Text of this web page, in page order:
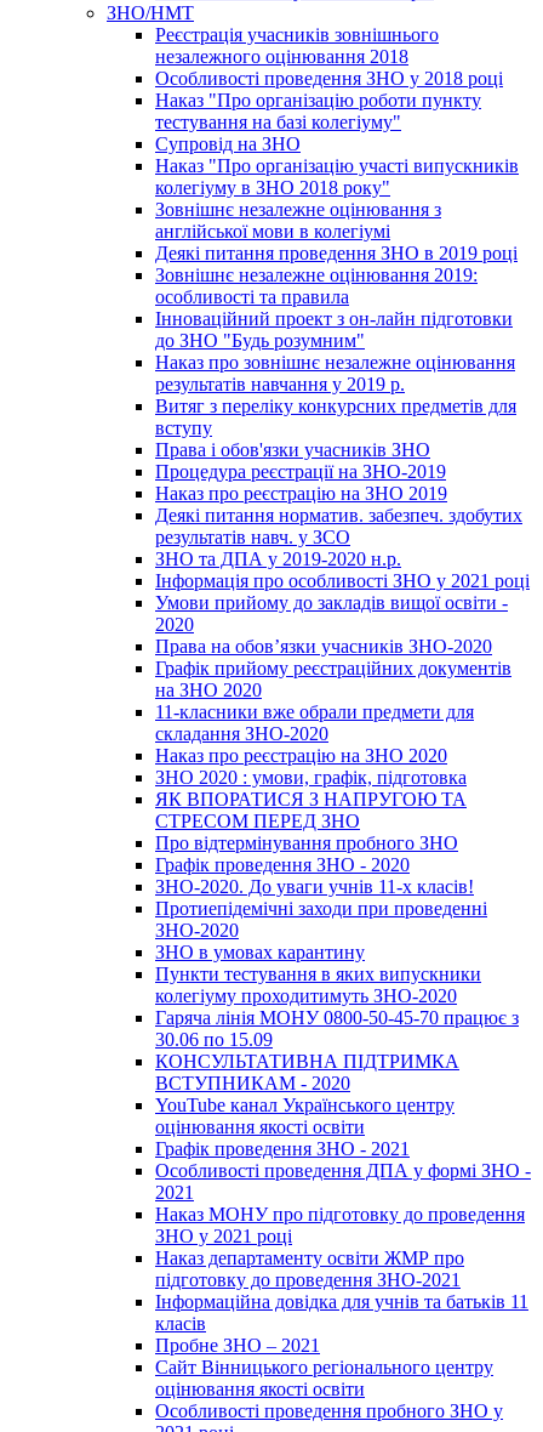
ЗНО/НМТ
Реєстрація учасників зовнішнього
незалежного оцінювання 2018
Особливості проведення ЗНО у 2018 році
Наказ "Про організацію роботи пункту
тестування на базі колегіуму"
Супровід на ЗНО
Наказ "Про організацію участі випускників
колегіуму в ЗНО 2018 року"
Зовнішнє незалежне оцінювання з
англійської мови в колегіумі
Деякі питання проведення ЗНО в 2019 році
Зовнішнє незалежне оцінювання 2019:
особливості та правила
Інноваційний проект з он-лайн підготовки
до ЗНО "Будь розумним"
Наказ про зовнішнє незалежне оцінювання
результатів навчання у 2019 р.
Витяг з переліку конкурсних предметів для
вступу
Права і обов'язки учасників ЗНО
Процедура реєстрації на ЗНО-2019
Наказ про реєстрацію на ЗНО 2019
Деякі питання норматив. забезпеч. здобутих
результатів навч. у ЗСО
ЗНО та ДПА у 2019-2020 н.р.
Інформація про особливості ЗНО у 2021 році
Умови прийому до закладів вищої освіти -
2020
Права на обов’язки учасників ЗНО-2020
Графік прийому реєстраційних документів
на ЗНО 2020
11-класники вже обрали предмети для
складання ЗНО-2020
Наказ про реєстрацію на ЗНО 2020
ЗНО 2020 : умови, графік, підготовка
ЯК ВПОРАТИСЯ З НАПРУГОЮ ТА
СТРЕСОМ ПЕРЕД ЗНО
Про відтермінування пробного ЗНО
Графік проведення ЗНО - 2020
ЗНО-2020. До уваги учнів 11-х класів!
Протиепідемічні заходи при проведенні
ЗНО-2020
ЗНО в умовах карантину
Пункти тестування в яких випускники
колегіуму проходитимуть ЗНО-2020
Гаряча лінія МОНУ 0800-50-45-70 працює з
30.06 по 15.09
КОНСУЛЬТАТИВНА ПІДТРИМКА
ВСТУПНИКАМ - 2020
YouTube канал Українського центру
оцінювання якості освіти
Графік проведення ЗНО - 2021
Особливості проведення ДПА у формі ЗНО -
2021
Наказ МОНУ про підготовку до проведення
ЗНО у 2021 році
Наказ департаменту освіти ЖМР про
підготовку до проведення ЗНО-2021
Інформаційна довідка для учнів та батьків 11
класів
Пробне ЗНО – 2021
Сайт Вінницького регіонального центру
оцінювання якості освіти
Особливості проведення пробного ЗНО у